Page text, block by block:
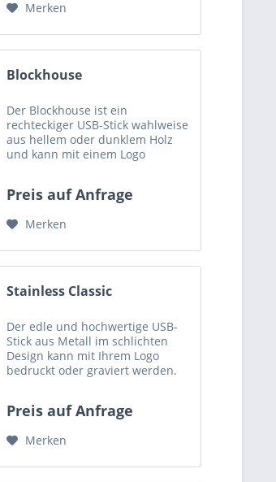
Merken
Blockhouse
Der Blockhouse ist ein
rechteckiger USB-Stick wahlweise
aus hellem oder dunklem Holz
und kann mit einem Logo
kleinen Magneten auf dem USB-
Preis auf Anfrage
Merken
Stainless Classic
Der edle und hochwertige USB-
Stick aus Metall im schlichten
Design kann mit Ihrem Logo
bedruckt oder graviert werden.
28mm x 10mm - Rückseite: 29mm
Preis auf Anfrage
Merken